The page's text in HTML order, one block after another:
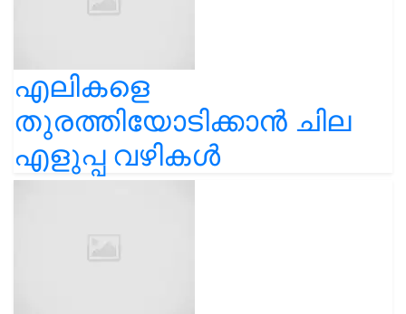
എലികളെ
തുരത്തിയോടിക്കാൻ ചില
എളുപ്പ വഴികൾ